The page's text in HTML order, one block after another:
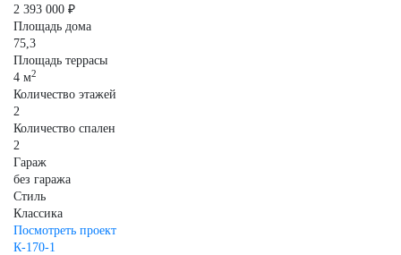
2 393 000 ₽
Площадь дома
75,3
Площадь террасы
4 м2
Количество этажей
2
Количество спален
2
Гараж
без гаража
Стиль
Классика
Посмотреть проект
К-170-1